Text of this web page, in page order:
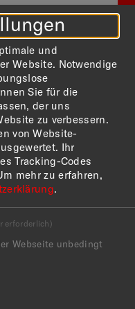
in die
interessantes
und stellen die
unsere
statt, zu der alle
an. Wir
reservieren einen
und
Website. Notwendige
Sie für die
der uns
zu verbessern.
von Website-
Ihr
Tracking-Codes
mehr zu erfahren,
.
erforderlich)
Webseite unbedingt